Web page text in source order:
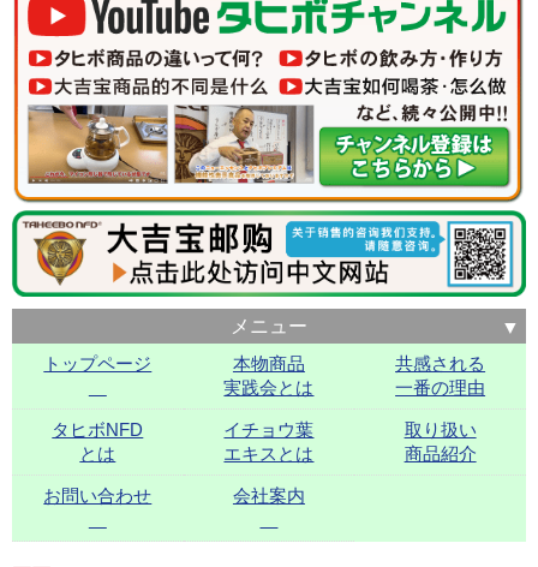
メニュー
トップページ
本物商品
実践会とは
共感される
一番の理由
タヒボNFD
とは
イチョウ葉
エキスとは
取り扱い
商品紹介
お問い合わせ 会社案内